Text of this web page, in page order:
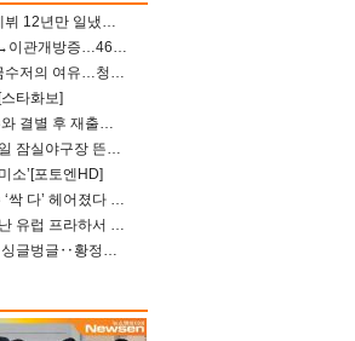
‘드라우닝 걔’ 우즈, 데뷔 12년만 일냈다…체조경기장 입성 확정
아이유, 이종석 결별→이관개방증…46장 꽉 채운 유애나 ♥ “열심히 사는 중”
‘견미리 딸’ 이유비, 금수저의 여유…청순 미모에 반전 슬림 라인
타화보]
‘나솔사계’ 국화, 경수와 결별 후 재출연…첫인상 3표 몰표
라이즈 성찬X은석, 8일 잠실야구장 뜬다…시구 시타+특별공연까지
소’[포토엔HD]
26기 영철→8기 영수 ‘싹 다’ 헤어졌다 ‘나솔사계’ 충격의 현커 0쌍 (촌장TV)
김지수, 극한 폭염 끝난 유럽 프라하서 쾌적한 여름나기 “선풍기만으로 지내”
밖에선 폭로전, TV선 싱글벙글‥황정민 ‘틈만 나면’ 출연, 피로감은 시청자 몫